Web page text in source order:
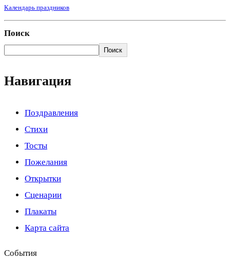
Календарь праздников
Поиск
Поиск
Навигация
Поздравления
Стихи
Тосты
Пожелания
Открытки
Сценарии
Плакаты
Карта сайта
События